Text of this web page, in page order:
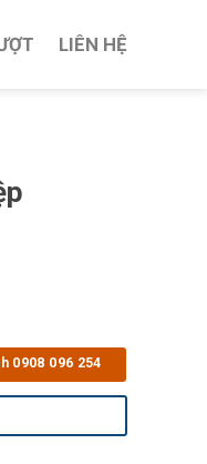
LIÊN HỆ
0908 096 254